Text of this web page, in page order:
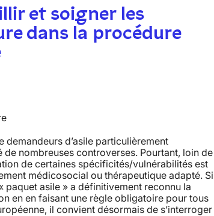
et soigner les
dans la procédure
demandeurs d’asile particulièrement
nombreuses controverses. Pourtant, loin de
de certaines spécificités/vulnérabilités est
médicosocial ou thérapeutique adapté. Si
paquet asile » a définitivement reconnu la
en en faisant une règle obligatoire pour tous
il convient désormais de s’interroger